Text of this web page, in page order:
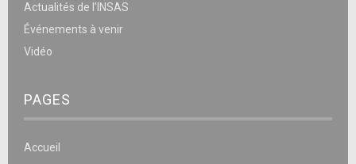
Actualités de l’INSAS
Événements à venir
Vidéo
PAGES
Accueil